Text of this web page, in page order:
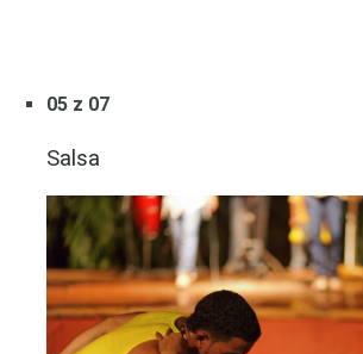
05 z 07
Salsa